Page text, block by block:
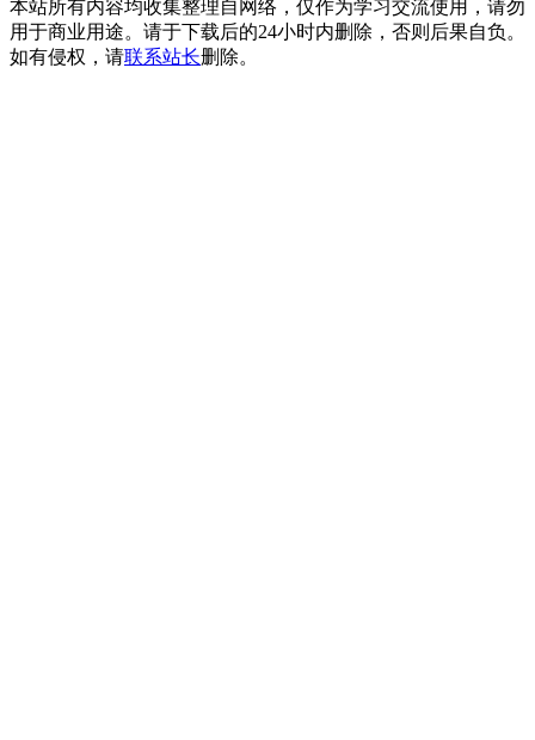
本站所有内容均收集整理自网络，仅作为学习交流使用，请勿
用于商业用途。请于下载后的24小时内删除，否则后果自负。
如有侵权，请联系站长删除。